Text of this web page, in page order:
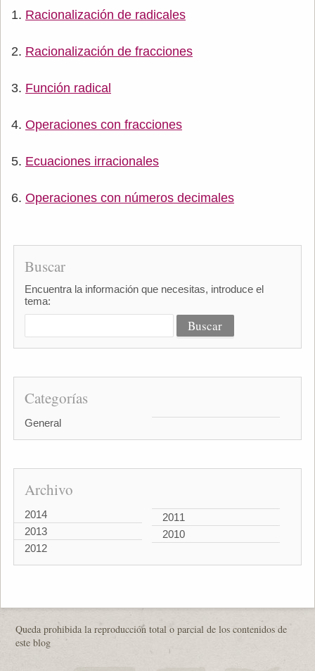
Racionalización de radicales
Racionalización de fracciones
Función radical
Operaciones con fracciones
Ecuaciones irracionales
Operaciones con números decimales
Buscar
Encuentra la información que necesitas, introduce el
tema:
Categorías
General
Archivo
2014
2013
2012
2011
2010
Queda prohibida la reproducción total o parcial de los contenidos de
este blog